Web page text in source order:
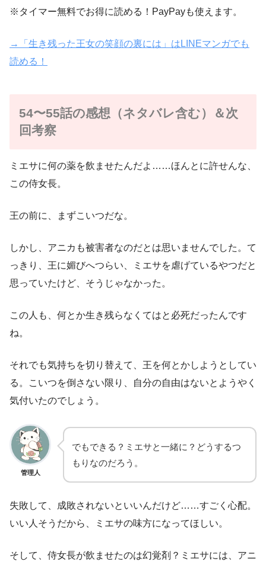
※タイマー無料でお得に読める！PayPayも使えます。
→「生き残った王女の笑顔の裏には」はLINEマンガでも
読める！
54〜55話の感想（ネタバレ含む）＆次
回考察
ミエサに何の薬を飲ませたんだよ……ほんとに許せんな、
この侍女長。
王の前に、まずこいつだな。
しかし、アニカも被害者なのだとは思いませんでした。て
っきり、王に媚びへつらい、ミエサを虐げているやつだと
思っていたけど、そうじゃなかった。
この人も、何とか生き残らなくてはと必死だったんです
ね。
それでも気持ちを切り替えて、王を何とかしようとしてい
る。こいつを倒さない限り、自分の自由はないとようやく
気付いたのでしょう。
管理人
でもできる？ミエサと一緒に？どうするつ
もりなのだろう。
失敗して、成敗されないといいんだけど……すごく心配。
いい人そうだから、ミエサの味方になってほしい。
そして、侍女長が飲ませたのは幻覚剤？ミエサには、アニ